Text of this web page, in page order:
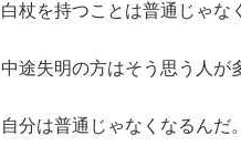
白杖を持つことは普通じゃな
中途失明の方はそう思う人が
自分は普通じゃなくなるんだ。